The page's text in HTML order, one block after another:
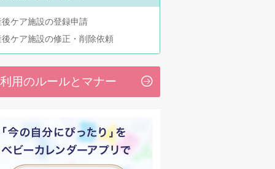
後ケア施設の登録申請
後ケア施設の修正・削除依頼
用のルールとマナー